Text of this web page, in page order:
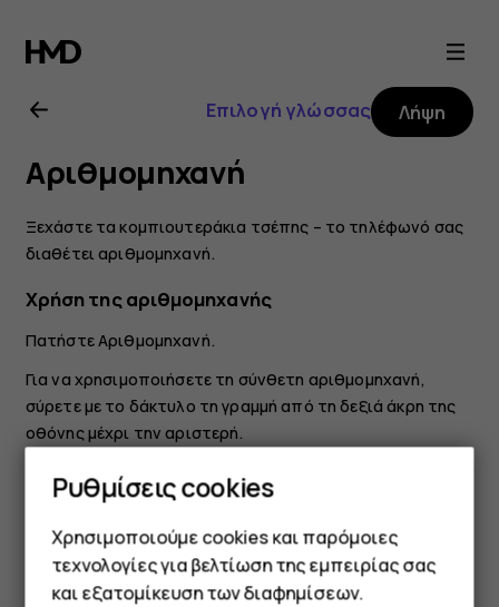
Οδηγίες
χρήσης
Nokia
2.1
Επιλογή γλώσσας Λήψη
Αριθμομηχανή
Ξεχάστε τα κομπιουτεράκια τσέπης – το τηλέφωνό σας
διαθέτει αριθμομηχανή.
Χρήση της αριθμομηχανής
ΠατήστεΑριθμομηχανή.
Για να χρησιμοποιήσετε τη σύνθετη αριθμομηχανή,
σύρετε με το δάκτυλο τη γραμμή από τη δεξιά άκρη της
οθόνης μέχρι την αριστερή.
Το βρήκατε χρήσιμο;
Ρυθμίσεις cookies
Χρησιμοποιούμε cookies και παρόμοιες
τεχνολογίες για βελτίωση της εμπειρίας σας
και εξατομίκευση των διαφημίσεων.